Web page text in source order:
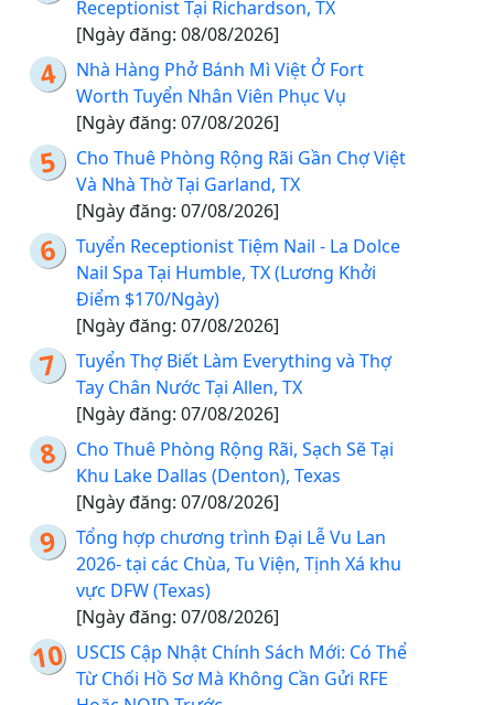
Receptionist Tại Richardson, TX
[Ngày đăng: 08/08/2026]
Nhà Hàng Phở Bánh Mì Việt Ở Fort
Worth Tuyển Nhân Viên Phục Vụ
[Ngày đăng: 07/08/2026]
Cho Thuê Phòng Rộng Rãi Gần Chợ Việt
Và Nhà Thờ Tại Garland, TX
[Ngày đăng: 07/08/2026]
Tuyển Receptionist Tiệm Nail - La Dolce
Nail Spa Tại Humble, TX (Lương Khởi
Điểm $170/Ngày)
[Ngày đăng: 07/08/2026]
Tuyển Thợ Biết Làm Everything và Thợ
Tay Chân Nước Tại Allen, TX
[Ngày đăng: 07/08/2026]
Cho Thuê Phòng Rộng Rãi, Sạch Sẽ Tại
Khu Lake Dallas (Denton), Texas
[Ngày đăng: 07/08/2026]
Tổng hợp chương trình Đại Lễ Vu Lan
2026- tại các Chùa, Tu Viện, Tịnh Xá khu
vực DFW (Texas)
[Ngày đăng: 07/08/2026]
USCIS Cập Nhật Chính Sách Mới: Có Thể
Từ Chối Hồ Sơ Mà Không Cần Gửi RFE